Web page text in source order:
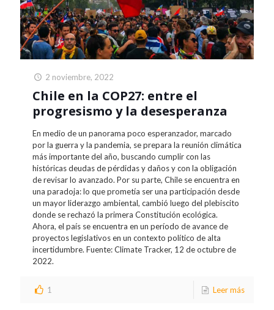
2 noviembre, 2022
Chile en la COP27: entre el
progresismo y la desesperanza
En medio de un panorama poco esperanzador, marcado
por la guerra y la pandemia, se prepara la reunión climática
más importante del año, buscando cumplir con las
históricas deudas de pérdidas y daños y con la obligación
de revisar lo avanzado. Por su parte, Chile se encuentra en
una paradoja: lo que prometía ser una participación desde
un mayor liderazgo ambiental, cambió luego del plebiscito
donde se rechazó la primera Constitución ecológica.
Ahora, el país se encuentra en un período de avance de
proyectos legislativos en un contexto político de alta
incertidumbre. Fuente: Climate Tracker, 12 de octubre de
2022.
1 Leer más